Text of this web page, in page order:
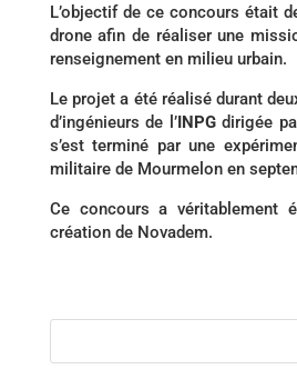
L’objectif de ce concours était
drone afin de réaliser une
renseignement en milieu urbain.
Le projet a été réalisé durant
d’ingénieurs de l’INPGdirigée
s’est terminé par une
militaire de Mourmelon en
Ce concours a véritablement
création de Novadem.